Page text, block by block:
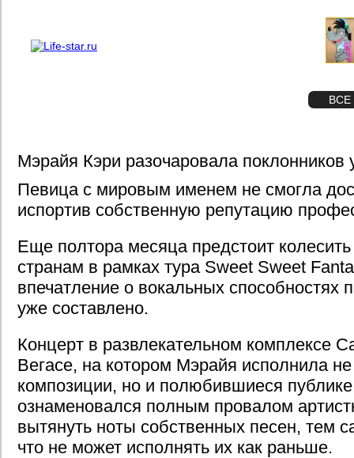
ВСЕ
Мэрайя Кэри разочаровала
Певица с мировым именем не смогла
испортив собственную репутацию
Еще полтора месяца предстоит
странам в рамках тура Sweet Sweet
впечатление о вокальных способностях
уже составлено.
Концерт в развлекательном комплексе
Вегасе, на котором Мэрайя исполнила
композиции, но и полюбившиеся
ознаменовался полным провалом
вытянуть ноты собственных песен, тем
что не может исполнять их как раньше.